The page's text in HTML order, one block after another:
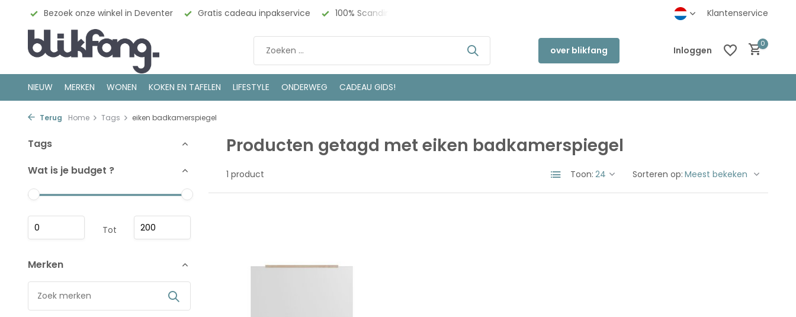
Bezoek onze winkel in Deventer Gratis cadeau inpakservice 100% Scandinavisch Design Klantenservice
over blikfang Inloggen
0
NIEUW MERKEN WONEN KOKEN EN TAFELEN LIFESTYLE ONDERWEG CADEAU GIDS!
Terug Home Tags eiken badkamerspiegel
Tags
Wat is je budget ?
Tot
Merken
Producten getagd met eiken badkamerspiegel
1 product Toon: Sorteren op: